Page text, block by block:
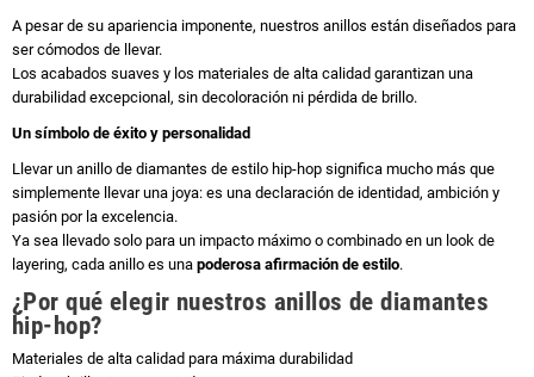
A pesar de su apariencia imponente, nuestros anillos están diseñados para
ser cómodos de llevar.
Los acabados suaves y los materiales de alta calidad garantizan una
durabilidad excepcional, sin decoloración ni pérdida de brillo.
Un símbolo de éxito y personalidad
Llevar un anillo de diamantes de estilo hip-hop significa mucho más que
simplemente llevar una joya: es una declaración de identidad, ambición y
pasión por la excelencia.
Ya sea llevado solo para un impacto máximo o combinado en un look de
layering, cada anillo es una poderosa afirmación de estilo.
¿Por qué elegir nuestros anillos de diamantes
hip-hop?
Materiales de alta calidad para máxima durabilidad